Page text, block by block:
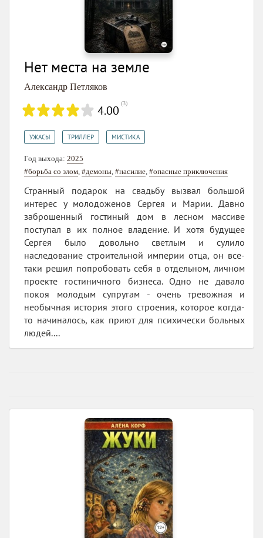
Нет места на земле
Александр Петляков
4.00 (3)
УЖАСЫ ТРИЛЛЕР МИСТИКА
Год выхода: 2025
#борьба со злом, #демоны, #насилие, #опасные приключения
Странный подарок на свадьбу вызвал большой
интерес у молодоженов Сергея и Марии. Давно
заброшенный гостиный дом в лесном массиве
поступал в их полное владение. И хотя будущее
Сергея было довольно светлым и сулило
наследование строительной империи отца, он все-
таки решил попробовать себя в отдельном, личном
проекте гостиничного бизнеса. Одно не давало
покоя молодым супругам - очень тревожная и
необычная история этого строения, которое когда-
то начиналось, как приют для психически больных
людей....